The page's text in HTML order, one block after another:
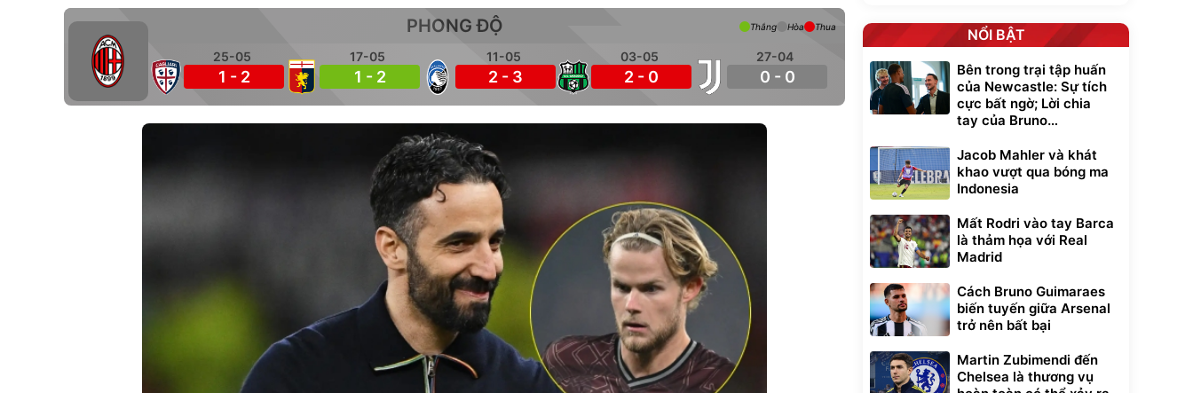
PHONG ĐỘ
25-05
1 - 2
17-05
1 - 2
11-05
2 - 3
03-05
2 - 0
27-04
0 - 0
Thắng Hòa Thua NỔI BẬT
Bên trong trại tập huấn
của Newcastle: Sự tích
cực bất ngờ; Lời chia
tay của Bruno
Jacob Mahler và khát
khao vượt qua bóng ma
Indonesia
Mất Rodri vào tay Barca
là thảm họa với Real
Madrid
Cách Bruno Guimaraes
biến tuyến giữa Arsenal
trở nên bất bại
Martin Zubimendi đến
Chelsea là thương vụ